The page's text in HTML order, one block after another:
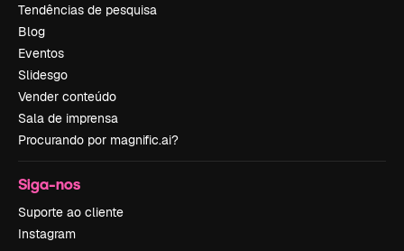
Tendências de pesquisa
Blog
Eventos
Slidesgo
Vender conteúdo
Sala de imprensa
Procurando por magnific.ai?
Siga-nos
Suporte ao cliente
Instagram